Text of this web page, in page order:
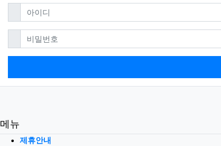
아이디필수
비밀번호필수
메뉴
제휴안내